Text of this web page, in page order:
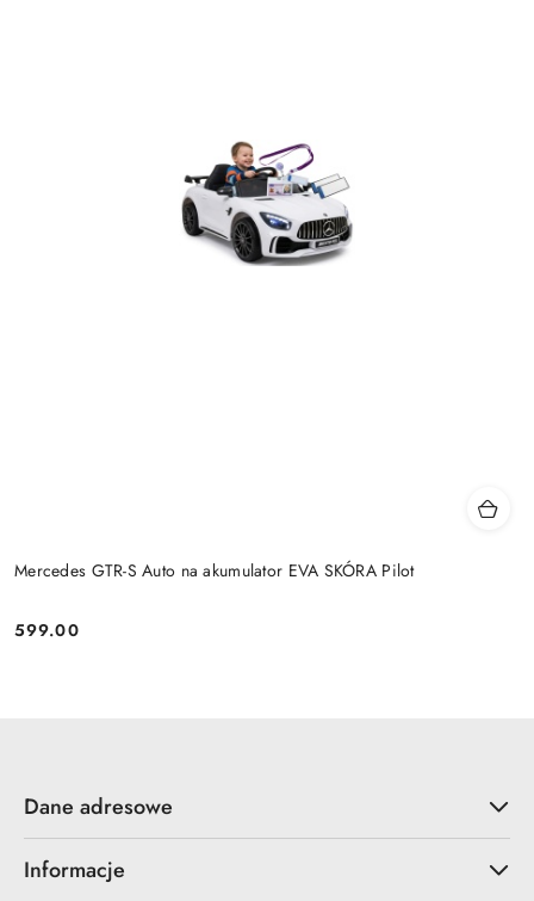
Mercedes GTR-S Auto na akumulator EVA SKÓRA Pilot
Cena:
599.00
Dane adresowe
Informacje